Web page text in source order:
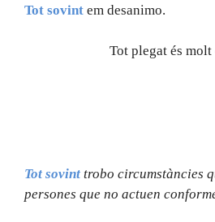
Tot sovint em desanimo.
Tot plegat és molt
Tot sovint trobo circumstàncies
persones que no actuen